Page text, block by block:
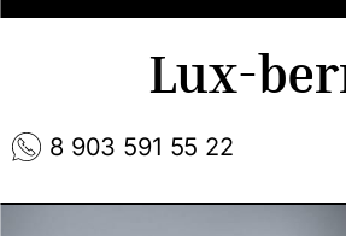
8 903 591 55 22
Lux-